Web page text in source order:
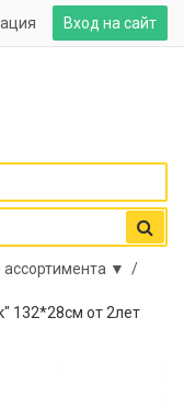
Вход на сайт
ассортимента ▼ /
132*28см от 2лет